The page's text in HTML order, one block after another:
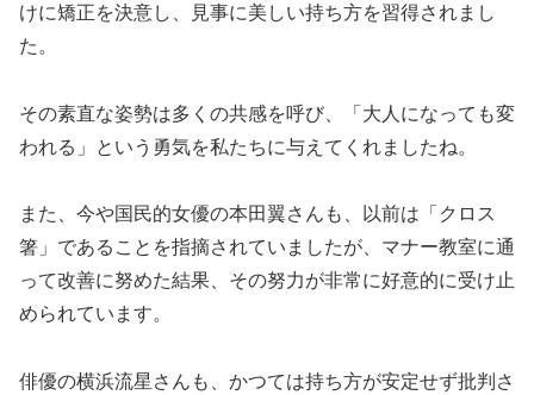
けに矯正を決意し、見事に美しい持ち方を習得されまし
た。
その素直な姿勢は多くの共感を呼び、「大人になっても変
われる」という勇気を私たちに与えてくれましたね。
また、今や国民的女優の本田翼さんも、以前は「クロス
箸」であることを指摘されていましたが、マナー教室に通
って改善に努めた結果、その努力が非常に好意的に受け止
められています。
俳優の横浜流星さんも、かつては持ち方が安定せず批判さ